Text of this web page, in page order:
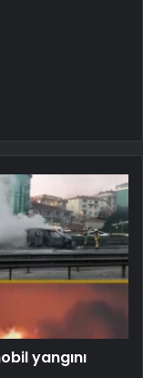
yangını